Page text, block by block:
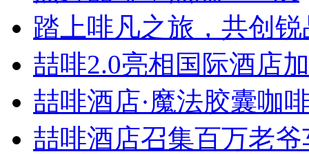
踏上啡凡之旅，共创
喆啡2.0亮相国际酒店
喆啡酒店·魔法胶囊咖
喆啡酒店召集百万老